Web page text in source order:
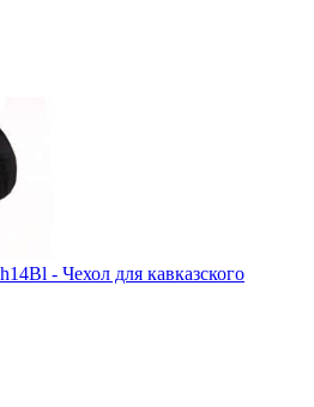
- Чехол для кавказского